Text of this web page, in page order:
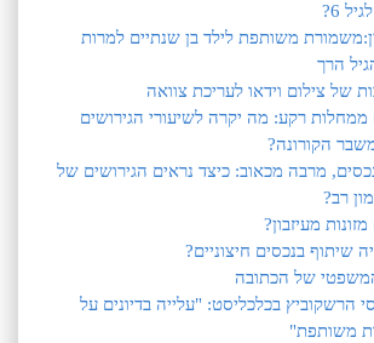
6?
משותפת לילד בן שנתיים למרות
הרך
של צילום וידאו לעריכת צוואה
ממחלות רקע: מה יקרה לשיעורי הגירושים
הקורונה?
מרבה מכאוב: כיצד נראים הגירושים של
רב?
מעיזבון?
שיתוף בנכסים חיצוניים?
של הכתובה
הרשקוביץ בכלכליסט: "עלייה בדיונים על
משותפת"